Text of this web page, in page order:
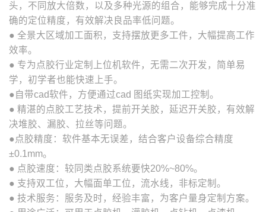
头，不同放大倍数，以及多种光源的组合，能够完成十分准
确的定位精度，有效解决良品率低问题。
● 全景大区域加工面积，支持摆放更多工件，大幅提高工作
效率。
● 专为点胶行业定制上位机软件，无需二次开发，简单易
学，初学者也能快速上手。
●自带cad软件，方便通过cad 图纸实现加工控制。
● 精湛的点胶工艺技术，提前开关胶，延迟开关胶，有效解
决堆胶、漏胶、拉丝等问题。
●点胶精度：软件基本无误差，结合客户设备综合精度
±0.1mm。
● 点胶速度：较同类点胶系统要快20%~80%。
● 支持双工位，大幅面单工位，流水线，非标定制。
● 技术服务：服务及时，经验丰富，为客户量身定制方案。